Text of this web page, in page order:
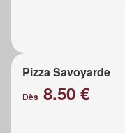
Pizza Savoyarde
Dès 8.50 €